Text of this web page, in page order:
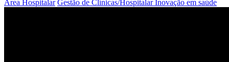
Área Hospitalar Gestão de Clínicas/HospitalarInovação em saúde